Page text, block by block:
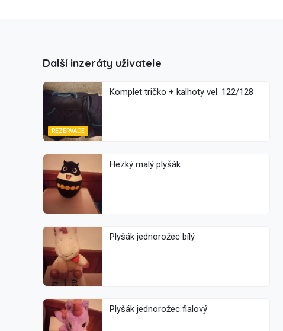
Další inzeráty uživatele
REZERVACE
Komplet tričko + kalhoty vel. 122/128
Hezký malý plyšák
Plyšák jednorožec bílý
Plyšák jednorožec fialový